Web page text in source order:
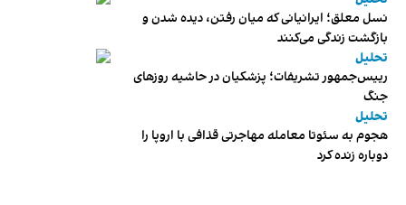
نسل معلق؛ ایرانیانی که میان رفتن، دیده شدن و
بازگشت زندگی می‌کنند
تحلیل
رییس‌جمهور تشریفات؛ پزشکیان در حاشیه روزهای
جنگ
تحلیل
هجوم به سئوتا معامله مهاجرتی قذافی با اروپا را
دوباره زنده کرد